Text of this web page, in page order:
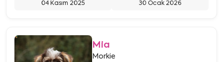
04 Kasım 2025
30 Ocak 2026
Mia
Morkie